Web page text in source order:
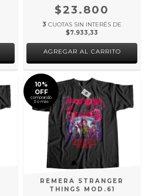
$23.800
3 CUOTAS SIN INTERÉS DE
$7.933,33
AGREGAR AL CARRITO
10%
OFF
comprando
3 o más
REMERA STRANGER
THINGS MOD.61